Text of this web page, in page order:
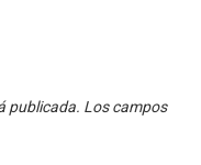
publicada. Los campos